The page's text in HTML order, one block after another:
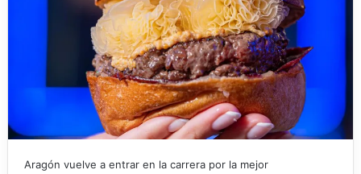
Aragón vuelve a entrar en la carrera por la mejor